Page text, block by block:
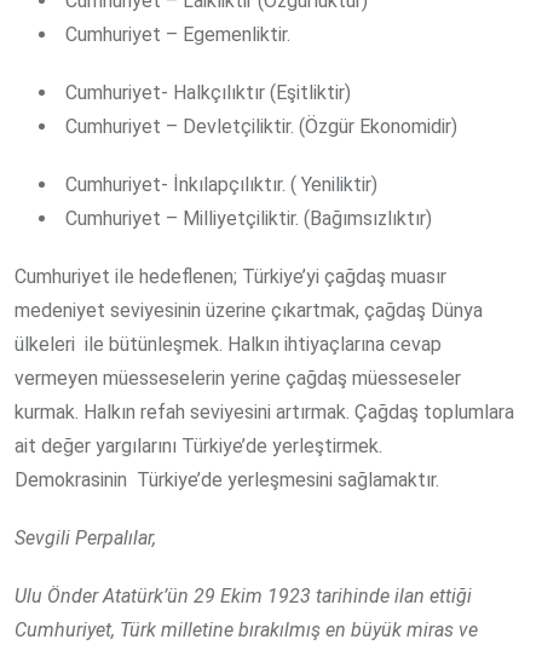
Cumhuriyet – Egemenliktir.
Cumhuriyet- Halkçılıktır (Eşitliktir)
Cumhuriyet – Devletçiliktir. (Özgür Ekonomidir)
Cumhuriyet- İnkılapçılıktır. ( Yeniliktir)
Cumhuriyet – Milliyetçiliktir. (Bağımsızlıktır)
Cumhuriyet ile hedeflenen; Türkiye’yi çağdaş muasır
medeniyet seviyesinin üzerine çıkartmak, çağdaş Dünya
ülkeleri ile bütünleşmek. Halkın ihtiyaçlarına cevap
vermeyen müesseselerin yerine çağdaş müesseseler
kurmak. Halkın refah seviyesini artırmak. Çağdaş toplumlara
ait değer yargılarını Türkiye’de yerleştirmek.
Demokrasinin Türkiye’de yerleşmesini sağlamaktır.
Sevgili Perpalılar,
Ulu Önder Atatürk’ün 29 Ekim 1923 tarihinde ilan ettiği
Cumhuriyet, Türk milletine bırakılmış en büyük miras ve